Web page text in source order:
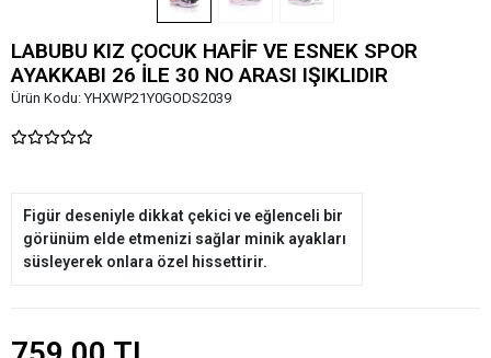
LABUBU KIZ ÇOCUK HAFİF VE ESNEK SPOR
AYAKKABI 26 İLE 30 NO ARASI IŞIKLIDIR
Ürün Kodu:YHXWP21Y0GODS2039
Figür deseniyle dikkat çekici ve eğlenceli bir
görünüm elde etmenizi sağlar minik ayakları
süsleyerek onlara özel hissettirir.